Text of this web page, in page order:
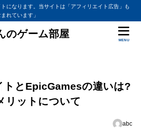
になります。当サイトは「アフィリエイト広告」も
れています」
のゲーム部屋
MENU
とEpicGamesの違いは?
リットについて
abc